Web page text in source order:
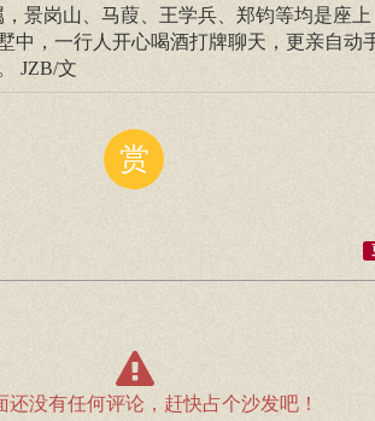
景岗山、马葭、王学兵、郑钧等均是座上
中，一行人开心喝酒打牌聊天，更亲自动
JZB/文
赏
还没有任何评论，赶快占个沙发吧！